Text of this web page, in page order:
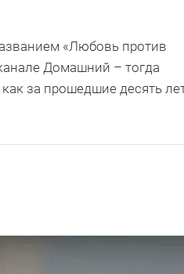
«Любовь против
Домашний – тогда
за прошедшие десять